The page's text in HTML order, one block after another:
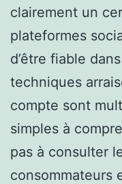
clairement un
plateformes
d’être fiable
techniques
compte sont
simples à
pas à consulter
consommateurs